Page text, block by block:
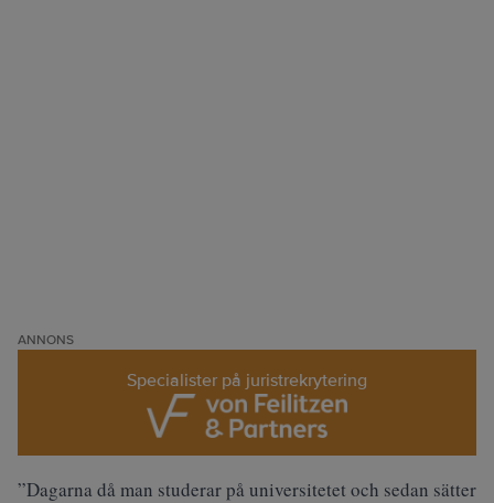
ANNONS
Specialister på juristrekrytering
”Dagarna då man studerar på universitetet och sedan sätter